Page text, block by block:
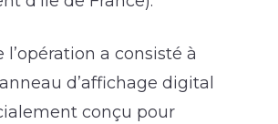
l’opération a consisté à
d’affichage digital
conçu pour